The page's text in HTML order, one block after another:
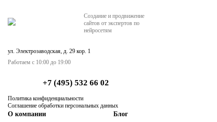
Создание и продвижение
сайтов от экспертов по
нейросетям
ул. Электрозаводская, д. 29 кор. 1
Работаем с 10:00 до 19:00
+7 (495) 532 66 02
Политика конфиденциальности
Соглашение обработки персональных данных
О компании Блог